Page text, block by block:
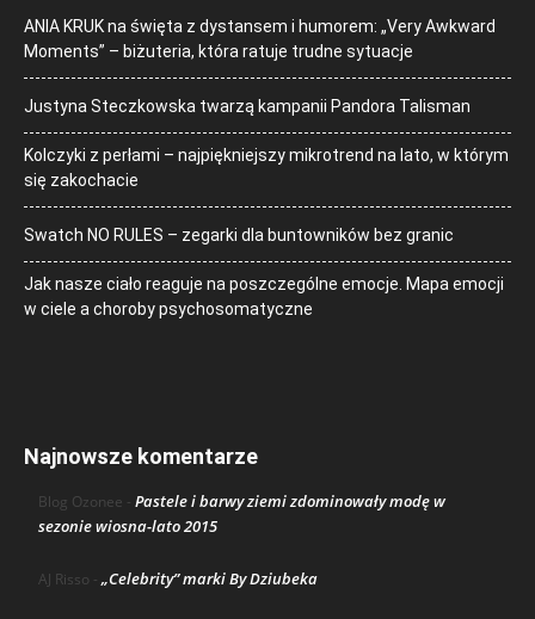
ANIA KRUK na święta z dystansem i humorem: „Very Awkward
Moments” – biżuteria, która ratuje trudne sytuacje
Justyna Steczkowska twarzą kampanii Pandora Talisman
Kolczyki z perłami – najpiękniejszy mikrotrend na lato, w którym
się zakochacie
Swatch NO RULES – zegarki dla buntowników bez granic
Jak nasze ciało reaguje na poszczególne emocje. Mapa emocji
w ciele a choroby psychosomatyczne
Najnowsze komentarze
Blog Ozonee - Pastele i barwy ziemi zdominowały modę w
sezonie wiosna-lato 2015
AJ Risso - „Celebrity” marki By Dziubeka